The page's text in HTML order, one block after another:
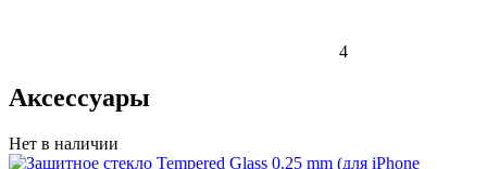
4
Аксессуары
Нет в наличии